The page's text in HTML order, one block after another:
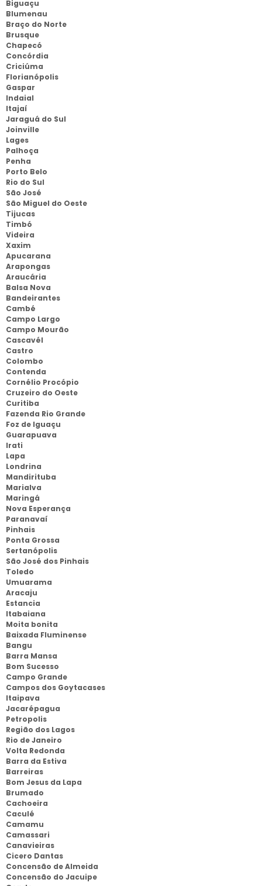
Biguaçu
Blumenau
Braço do Norte
Brusque
Chapecó
Concórdia
Criciúma
Florianópolis
Gaspar
Indaial
Itajaí
Jaraguá do Sul
Joinville
Lages
Palhoça
Penha
Porto Belo
Rio do Sul
São José
São Miguel do Oeste
Tijucas
Timbó
Videira
Xaxim
Apucarana
Arapongas
Araucária
Balsa Nova
Bandeirantes
Cambé
Campo Largo
Campo Mourão
Cascavél
Castro
Colombo
Contenda
Cornélio Procópio
Cruzeiro do Oeste
Curitiba
Fazenda Rio Grande
Foz de Iguaçu
Guarapuava
Irati
Lapa
Londrina
Mandirituba
Marialva
Maringá
Nova Esperança
Paranavaí
Pinhais
Ponta Grossa
Sertanópolis
São José dos Pinhais
Toledo
Umuarama
Aracaju
Estancia
Itabaiana
Moita bonita
Baixada Fluminense
Bangu
Barra Mansa
Bom Sucesso
Campo Grande
Campos dos Goytacases
Itaipava
Jacarépagua
Petropolis
Região dos Lagos
Rio de Janeiro
Volta Redonda
Barra da Estiva
Barreiras
Bom Jesus da Lapa
Brumado
Cachoeira
Caculé
Camamu
Camassari
Canavieiras
Cicero Dantas
Concensão de Almeida
Concensão do Jacuipe